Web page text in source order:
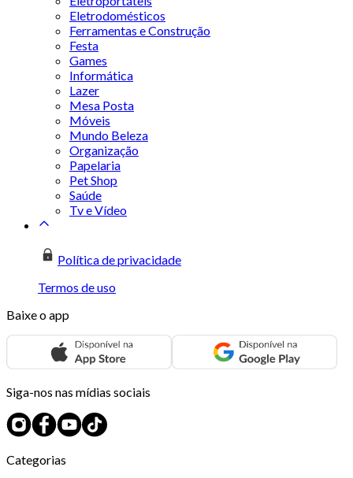
Eletrodomésticos
Ferramentas e Construção
Festa
Games
Informática
Lazer
Mesa Posta
Móveis
Mundo Beleza
Organização
Papelaria
Pet Shop
Saúde
Tv e Vídeo
Política de privacidade
Termos de uso
Baixe o app
Siga-nos nas mídias sociais
Categorias